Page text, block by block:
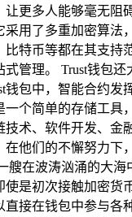
更多人能够毫无
用了多重加密算
特币等都在其支
管理。 Trust钱包
包中，智能合约
个简单的存储工
术、软件开发、
他们的不懈努力
在波涛汹涌的大
是初次接触加密
接在钱包中参与